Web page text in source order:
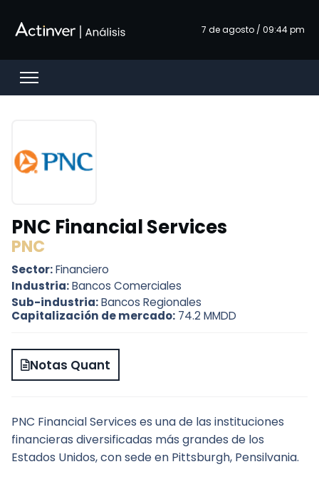
7 de agosto / 09:44 pm
Open menu
PNC Financial Services
PNC
Sector:Financiero
Industria:Bancos Comerciales
Sub-industria:Bancos Regionales
Capitalización de mercado: 74.2 MMDD
Notas Quant
PNC Financial Services es una de las instituciones
financieras diversificadas más grandes de los
Estados Unidos, con sede en Pittsburgh, Pensilvania.